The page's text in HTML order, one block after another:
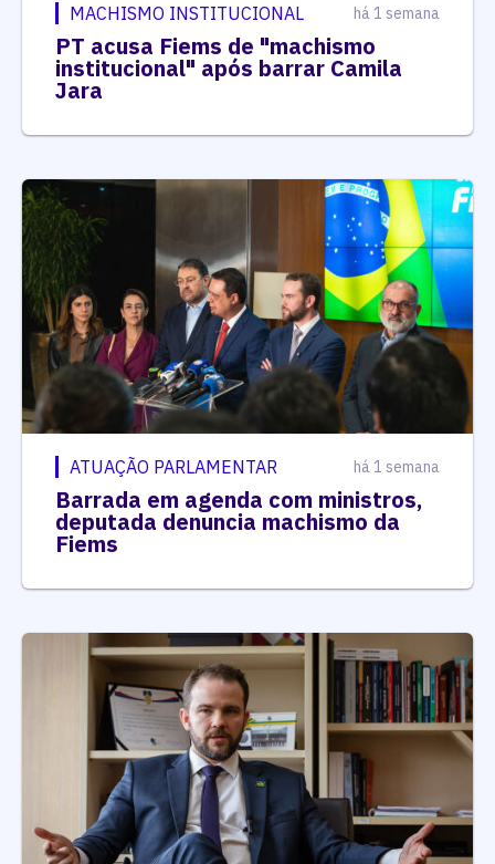
MACHISMO INSTITUCIONAL há 1 semana
PT acusa Fiems de "machismo
institucional" após barrar Camila
Jara
ATUAÇÃO PARLAMENTAR há 1 semana
Barrada em agenda com ministros,
deputada denuncia machismo da
Fiems